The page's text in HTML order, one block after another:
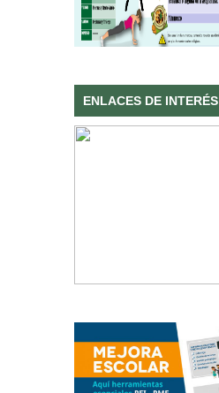
ENLACES DE INTERÉS